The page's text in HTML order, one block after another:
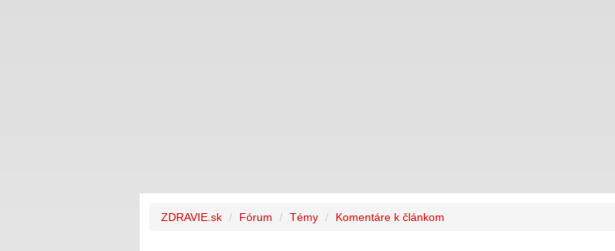
ZDRAVIE.sk Fórum Témy Komentáre k článkom